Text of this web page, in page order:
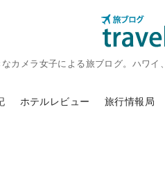
カメラ女子による旅ブログ。ハワ
ホテルレビュー 旅行情報局